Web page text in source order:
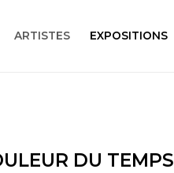
ARTISTES EXPOSITIONS
DU TEMPS